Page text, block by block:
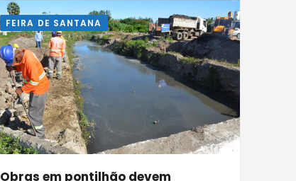
FEIRA DE SANTANA
Obras em pontilhão devem